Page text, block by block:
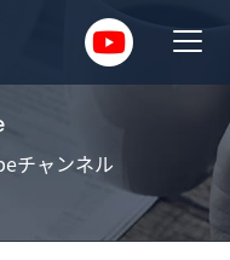
チャンネル